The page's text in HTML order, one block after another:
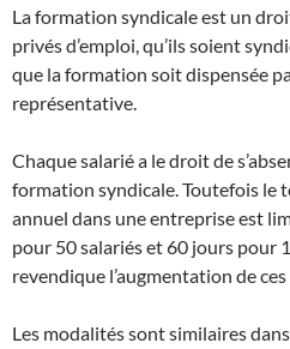
La formation syndicale est un
privés d’emploi, qu’ils soient
que la formation soit dispensée
représentative.
Chaque salarié a le droit de
formation syndicale. Toutefois le
annuel dans une entreprise est
pour 50 salariés et 60 jours pour
revendique l’augmentation de
Les modalités sont similaires